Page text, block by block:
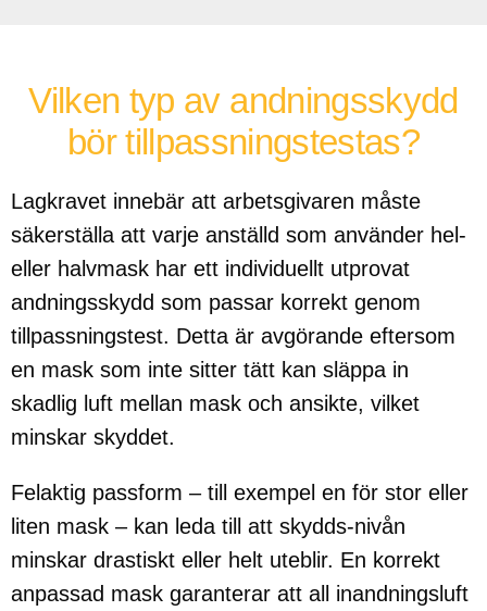
Vilken typ av andningsskydd
bör tillpassningstestas?
Lagkravet innebär att arbetsgivaren måste
säkerställa att varje anställd som använder hel-
eller halvmask har ett individuellt utprovat
andningsskydd som passar korrekt genom
tillpassningstest. Detta är avgörande eftersom
en mask som inte sitter tätt kan släppa in
skadlig luft mellan mask och ansikte, vilket
minskar skyddet.
Felaktig passform – till exempel en för stor eller
liten mask – kan leda till att skydds-nivån
minskar drastiskt eller helt uteblir. En korrekt
anpassad mask garanterar att all inandningsluft